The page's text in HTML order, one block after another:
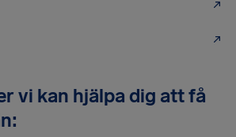
vi kan hjälpa dig att få